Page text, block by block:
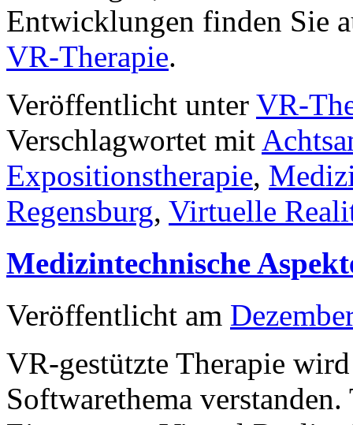
Entwicklungen finden Sie
VR-Therapie.
Veröffentlicht unter VR-
Verschlagwortet mit
Expositionstherapie,
Regensburg, Virtuelle
Medizintechnische
Veröffentlicht am
VR-gestützte Therapie
Softwarethema